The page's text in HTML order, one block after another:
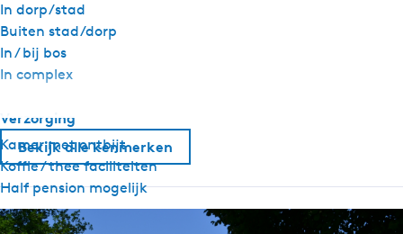
In dorp/stad
Buiten stad/dorp
In / bij bos
In complex
Verzorging
Kamer met ontbijt
Koffie / thee faciliteiten
Half pension mogelijk
Bekijk alle kenmerken